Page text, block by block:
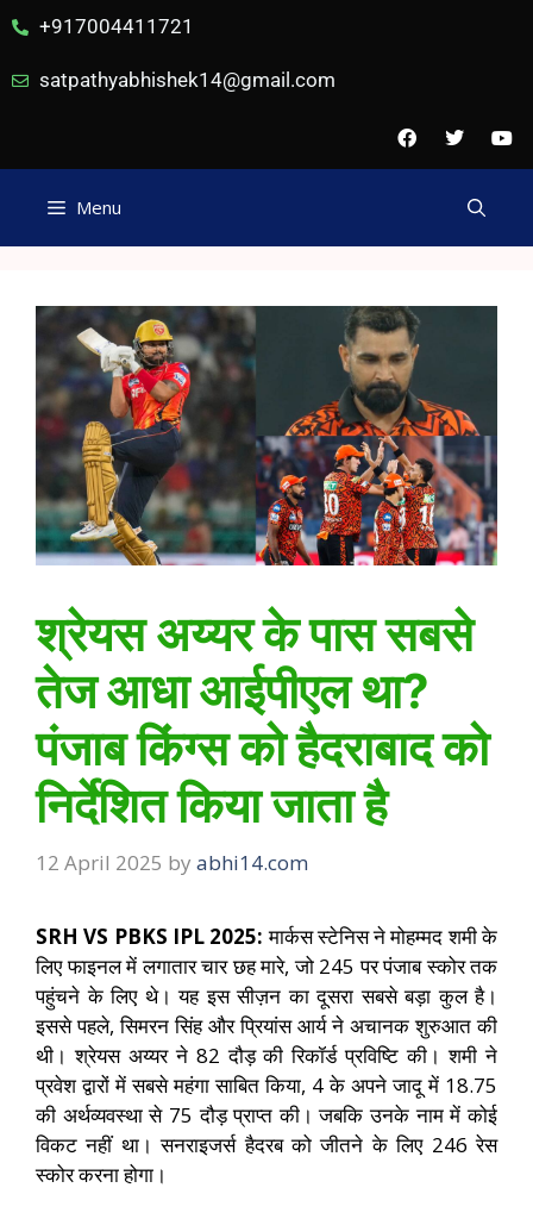
+917004411721
satpathyabhishek14@gmail.com
Menu
श्रेयस अय्यर के पास सबसे
तेज आधा आईपीएल था?
पंजाब किंग्स को हैदराबाद को
निर्देशित किया जाता है
12 April 2025 by abhi14.com
SRH VS PBKS IPL 2025:मार्कस स्टेनिस ने मोहम्मद शमी के
लिए फाइनल में लगातार चार छह मारे, जो 245 पर पंजाब स्कोर तक
पहुंचने के लिए थे। यह इस सीज़न का दूसरा सबसे बड़ा कुल है।
इससे पहले, सिमरन सिंह और प्रियांस आर्य ने अचानक शुरुआत की
थी। श्रेयस अय्यर ने 82 दौड़ की रिकॉर्ड प्रविष्टि की। शमी ने
प्रवेश द्वारों में सबसे महंगा साबित किया, 4 के अपने जादू में 18.75
की अर्थव्यवस्था से 75 दौड़ प्राप्त की। जबकि उनके नाम में कोई
विकट नहीं था। सनराइजर्स हैदरब को जीतने के लिए 246 रेस
स्कोर करना होगा।